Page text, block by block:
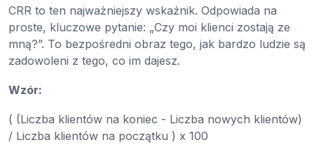
CRR to ten najważniejszy wskaźnik. Odpowiada na
proste, kluczowe pytanie: „Czy moi klienci zostają ze
mną?”. To bezpośredni obraz tego, jak bardzo ludzie są
zadowoleni z tego, co im dajesz.
Wzór:
( (Liczba klientów na koniec - Liczba nowych klientów)
/ Liczba klientów na początku ) x 100